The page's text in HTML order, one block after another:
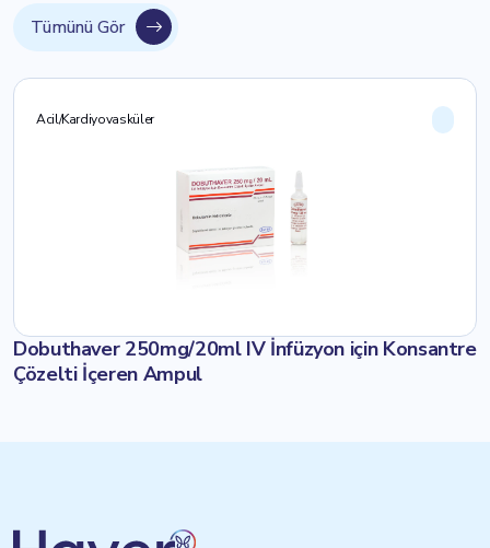
Tümünü Gör
Acil/Kardiyovasküler
Dobuthaver 250mg/20ml IV İnfüzyon için Konsantre
Çözelti İçeren Ampul